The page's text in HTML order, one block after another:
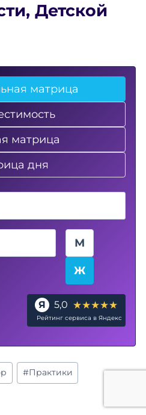
, Детской
матрица
матрица
дня
Пол
М
Ж
Я 5,0 ★★★★★
Рейтинг сервиса в Яндекс
#Практики